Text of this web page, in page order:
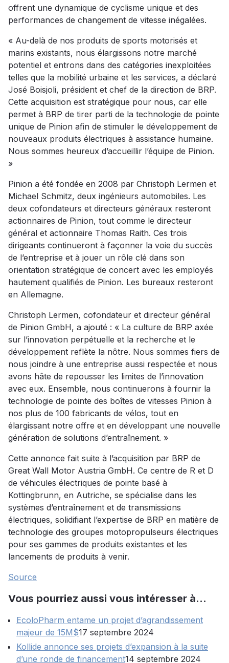
offrent une dynamique de cyclisme unique et des
performances de changement de vitesse inégalées.
« Au-delà de nos produits de sports motorisés et
marins existants, nous élargissons notre marché
potentiel et entrons dans des catégories inexploitées
telles que la mobilité urbaine et les services, a déclaré
José Boisjoli, président et chef de la direction de BRP.
Cette acquisition est stratégique pour nous, car elle
permet à BRP de tirer parti de la technologie de pointe
unique de Pinion afin de stimuler le développement de
nouveaux produits électriques à assistance humaine.
Nous sommes heureux d’accueillir l’équipe de Pinion.
»
Pinion a été fondée en 2008 par Christoph Lermen et
Michael Schmitz, deux ingénieurs automobiles. Les
deux cofondateurs et directeurs généraux resteront
actionnaires de Pinion, tout comme le directeur
général et actionnaire Thomas Raith. Ces trois
dirigeants continueront à façonner la voie du succès
de l’entreprise et à jouer un rôle clé dans son
orientation stratégique de concert avec les employés
hautement qualifiés de Pinion. Les bureaux resteront
en Allemagne.
Christoph Lermen, cofondateur et directeur général
de Pinion GmbH, a ajouté : « La culture de BRP axée
sur l’innovation perpétuelle et la recherche et le
développement reflète la nôtre. Nous sommes fiers de
nous joindre à une entreprise aussi respectée et nous
avons hâte de repousser les limites de l’innovation
avec eux. Ensemble, nous continuerons à fournir la
technologie de pointe des boîtes de vitesses Pinion à
nos plus de 100 fabricants de vélos, tout en
élargissant notre offre et en développant une nouvelle
génération de solutions d’entraînement. »
Cette annonce fait suite à l’acquisition par BRP de
Great Wall Motor Austria GmbH. Ce centre de R et D
de véhicules électriques de pointe basé à
Kottingbrunn, en Autriche, se spécialise dans les
systèmes d’entraînement et de transmissions
électriques, solidifiant l’expertise de BRP en matière de
technologie des groupes motopropulseurs électriques
pour ses gammes de produits existantes et les
lancements de produits à venir.
Source
Vous pourriez aussi vous intéresser à…
EcoloPharm entame un projet d’agrandissement
majeur de 15M$17 septembre 2024
Kollide annonce ses projets d’expansion à la suite
d’une ronde de financement14 septembre 2024